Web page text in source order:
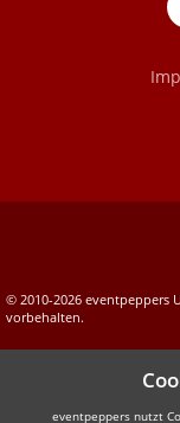
© 2010-2026 eventpeppers
vorbehalten.
eventpeppers nutzt